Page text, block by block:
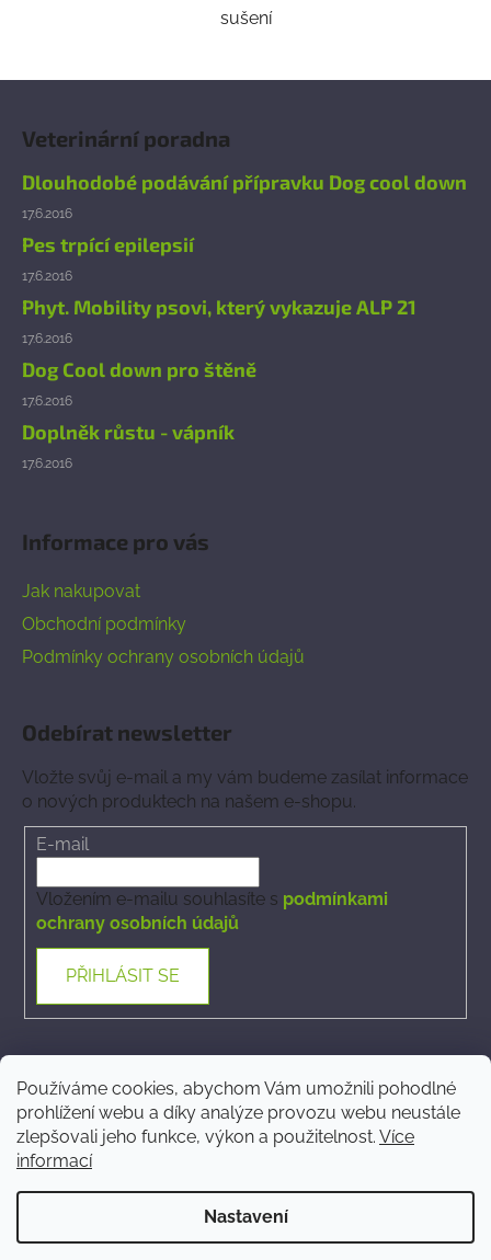
Používáme cookies, abychom Vám umožnili pohodlné
prohlížení webu a díky analýze provozu webu neustále
zlepšovali jeho funkce, výkon a použitelnost. Více
informací
Nastavení
sušení
Veterinární poradna
Dlouhodobé podávání přípravku Dog cool down
17.6.2016
Pes trpící epilepsií
17.6.2016
Phyt. Mobility psovi, který vykazuje ALP 21
17.6.2016
Dog Cool down pro štěně
17.6.2016
Doplněk růstu - vápník
17.6.2016
Informace pro vás
Jak nakupovat
Obchodní podmínky
Podmínky ochrany osobních údajů
Odebírat newsletter
Vložte svůj e-mail a my vám budeme zasílat informace
o nových produktech na našem e-shopu.
E-mail
Vložením e-mailu souhlasíte s podmínkami
ochrany osobních údajů
PŘIHLÁSIT SE
Kontakt
ecommerce@phytovet.cz